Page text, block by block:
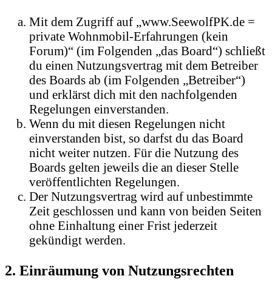
Mit dem Zugriff auf „www.SeewolfPK.de =
private Wohnmobil-Erfahrungen (kein
Forum)“ (im Folgenden „das Board“) schließt
du einen Nutzungsvertrag mit dem Betreiber
des Boards ab (im Folgenden „Betreiber“)
und erklärst dich mit den nachfolgenden
Regelungen einverstanden.
Wenn du mit diesen Regelungen nicht
einverstanden bist, so darfst du das Board
nicht weiter nutzen. Für die Nutzung des
Boards gelten jeweils die an dieser Stelle
veröffentlichten Regelungen.
Der Nutzungsvertrag wird auf unbestimmte
Zeit geschlossen und kann von beiden Seiten
ohne Einhaltung einer Frist jederzeit
gekündigt werden.
2. Einräumung von Nutzungsrechten